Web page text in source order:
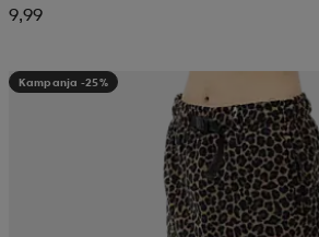
9,99
Kampanja -25%